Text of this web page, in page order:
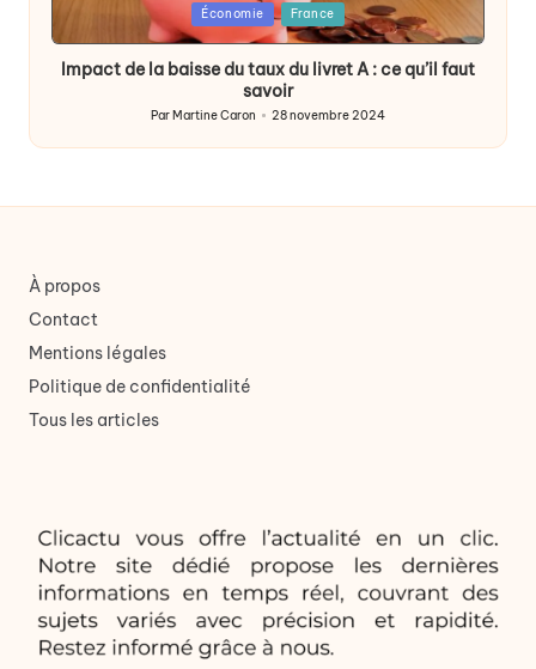
Économie France
Impact de la baisse du taux du livret A : ce qu’il faut
savoir
Publié
par
ParMartine Caron 28 novembre 2024
À propos
Contact
Mentions légales
Politique de confidentialité
Tous les articles